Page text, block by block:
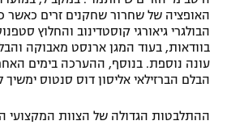
תנאי שימוש
ספורט אתגרי ואקסטרים
אומנויות לחימה
האופציה של שחרור שחקנים זרים כאשר
הבולגרי גיאורגי קוסטדינוב והחלוץ
בוודאות, בעוד המגן ארנסט מאבוקה והבלם
עונה נוספת. בנוסף, ההערכה בימים
הבלם הברזילאי אליסון דוס סנטוס ימשיך
ההתלבטות הגדולה של הצוות המקצועי